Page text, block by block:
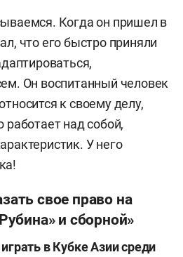
Когда он пришел в
что его быстро приняли
Он воспитанный человек
к своему делу,
над собой,
У него
свое право на
и сборной»
в Кубке Азии среди